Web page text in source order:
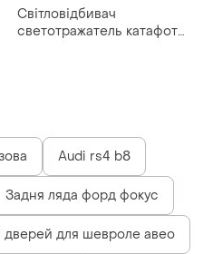
Світловідбивач
светотражатель катафот
Audi rs4 b8
Задня ляда форд фокус
дверей для шевроле авео